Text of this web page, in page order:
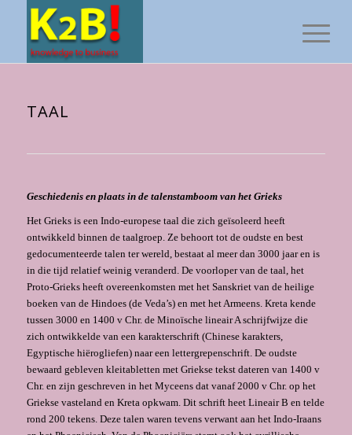
TAAL
Geschiedenis en plaats in de talenstamboom van het Grieks
Het Grieks is een Indo-europese taal die zich geïsoleerd heeft
ontwikkeld binnen de taal­groep. Ze behoort tot de oudste en best
gedocumenteerde talen ter wereld, bestaat al meer dan 3000 jaar en is
in die tijd relatief weinig veranderd. De voorloper van de taal, het
Proto-Grieks heeft overeenkomsten met het Sanskriet van de heilige
boeken van de Hindoes (de Veda’s) en met het Armeens. Kreta kende
tussen 3000 en 1400 v Chr. de Minoïsche lineair A schrijfwijze die
zich ontwikkelde van een karakterschrift (Chinese karakters,
Egyptische hiërogliefen) naar een lettergrepenschrift. De oudste
bewaard gebleven kleitabletten met Griekse tekst dateren van 1400 v
Chr. en zijn geschreven in het Myceens dat vanaf 2000 v Chr. op het
Griekse vasteland en Kreta opkwam. Dit schrift heet Lineair B en telde
rond 200 tekens. Deze talen waren tevens verwant aan het Indo-Iraans